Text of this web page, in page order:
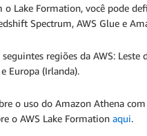
o Lake Formation, você pode
Spectrum, AWS Glue e
regiões da AWS:
Europa (Irlanda).
o uso do Amazon Athena
o AWS Lake Formation aqui.